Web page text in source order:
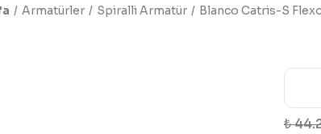
Armatürler Spiralli Armatür Blanco Catris-S
₺